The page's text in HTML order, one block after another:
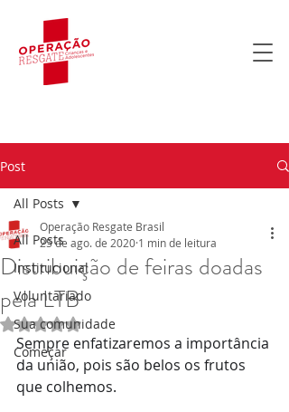
Post
All Posts
Institucional
Voluntariado
Sua comunidade
Começar
All Posts
Distribuição de feiras doadas
pela LTB
Operação Resgate Brasil
25 de ago. de 2020 1 min de leitura
Avaliado com NaN de 5 estrelas.
Sempre enfatizaremos a importância
da união, pois são belos os frutos
que colhemos.